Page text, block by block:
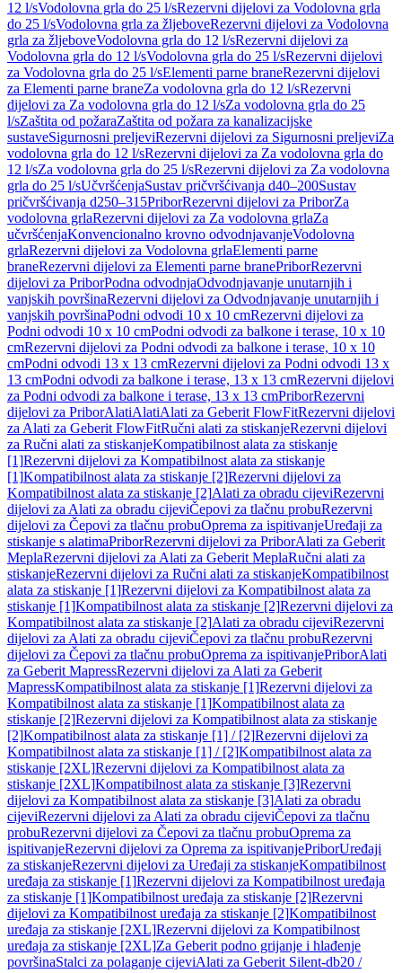
12 l/sVodolovna grla do 25 l/sRezervni dijelovi za Vodolovna grla
do 25 l/sVodolovna grla za žljeboveRezervni dijelovi za Vodolovna
grla za žljeboveVodolovna grla do 12 l/sRezervni dijelovi za
Vodolovna grla do 12 l/sVodolovna grla do 25 l/sRezervni dijelovi
za Vodolovna grla do 25 l/sElementi parne braneRezervni dijelovi
za Elementi parne braneZa vodolovna grla do 12 l/sRezervni
dijelovi za Za vodolovna grla do 12 l/sZa vodolovna grla do 25
l/sZaštita od požaraZaštita od požara za kanalizacijske
sustaveSigurnosni preljeviRezervni dijelovi za Sigurnosni preljeviZa
vodolovna grla do 12 l/sRezervni dijelovi za Za vodolovna grla do
12 l/sZa vodolovna grla do 25 l/sRezervni dijelovi za Za vodolovna
grla do 25 l/sUčvršćenjaSustav pričvršćivanja d40–200Sustav
pričvršćivanja d250–315PriborRezervni dijelovi za PriborZa
vodolovna grlaRezervni dijelovi za Za vodolovna grlaZa
učvršćenjaKonvencionalno krovno odvodnjavanjeVodolovna
grlaRezervni dijelovi za Vodolovna grlaElementi parne
braneRezervni dijelovi za Elementi parne branePriborRezervni
dijelovi za PriborPodna odvodnjaOdvodnjavanje unutarnjih i
vanjskih površinaRezervni dijelovi za Odvodnjavanje unutarnjih i
vanjskih površinaPodni odvodi 10 x 10 cmRezervni dijelovi za
Podni odvodi 10 x 10 cmPodni odvodi za balkone i terase, 10 x 10
cmRezervni dijelovi za Podni odvodi za balkone i terase, 10 x 10
cmPodni odvodi 13 x 13 cmRezervni dijelovi za Podni odvodi 13 x
13 cmPodni odvodi za balkone i terase, 13 x 13 cmRezervni dijelovi
za Podni odvodi za balkone i terase, 13 x 13 cmPriborRezervni
dijelovi za PriborAlatiAlatiAlati za Geberit FlowFitRezervni dijelovi
za Alati za Geberit FlowFitRučni alati za stiskanjeRezervni dijelovi
za Ručni alati za stiskanjeKompatibilnost alata za stiskanje
[1]Rezervni dijelovi za Kompatibilnost alata za stiskanje
[1]Kompatibilnost alata za stiskanje [2]Rezervni dijelovi za
Kompatibilnost alata za stiskanje [2]Alati za obradu cijeviRezervni
dijelovi za Alati za obradu cijeviČepovi za tlačnu probuRezervni
dijelovi za Čepovi za tlačnu probuOprema za ispitivanjeUređaji za
stiskanje s alatimaPriborRezervni dijelovi za PriborAlati za Geberit
MeplaRezervni dijelovi za Alati za Geberit MeplaRučni alati za
stiskanjeRezervni dijelovi za Ručni alati za stiskanjeKompatibilnost
alata za stiskanje [1]Rezervni dijelovi za Kompatibilnost alata za
stiskanje [1]Kompatibilnost alata za stiskanje [2]Rezervni dijelovi za
Kompatibilnost alata za stiskanje [2]Alati za obradu cijeviRezervni
dijelovi za Alati za obradu cijeviČepovi za tlačnu probuRezervni
dijelovi za Čepovi za tlačnu probuOprema za ispitivanjePriborAlati
za Geberit MapressRezervni dijelovi za Alati za Geberit
MapressKompatibilnost alata za stiskanje [1]Rezervni dijelovi za
Kompatibilnost alata za stiskanje [1]Kompatibilnost alata za
stiskanje [2]Rezervni dijelovi za Kompatibilnost alata za stiskanje
[2]Kompatibilnost alata za stiskanje [1] / [2]Rezervni dijelovi za
Kompatibilnost alata za stiskanje [1] / [2]Kompatibilnost alata za
stiskanje [2XL]Rezervni dijelovi za Kompatibilnost alata za
stiskanje [2XL]Kompatibilnost alata za stiskanje [3]Rezervni
dijelovi za Kompatibilnost alata za stiskanje [3]Alati za obradu
cijeviRezervni dijelovi za Alati za obradu cijeviČepovi za tlačnu
probuRezervni dijelovi za Čepovi za tlačnu probuOprema za
ispitivanjeRezervni dijelovi za Oprema za ispitivanjePriborUređaji
za stiskanjeRezervni dijelovi za Uređaji za stiskanjeKompatibilnost
uređaja za stiskanje [1]Rezervni dijelovi za Kompatibilnost uređaja
za stiskanje [1]Kompatibilnost uređaja za stiskanje [2]Rezervni
dijelovi za Kompatibilnost uređaja za stiskanje [2]Kompatibilnost
uređaja za stiskanje [2XL]Rezervni dijelovi za Kompatibilnost
uređaja za stiskanje [2XL]Za Geberit podno grijanje i hlađenje
površinaStalci za polaganje cijeviAlati za Geberit Silent-db20 /